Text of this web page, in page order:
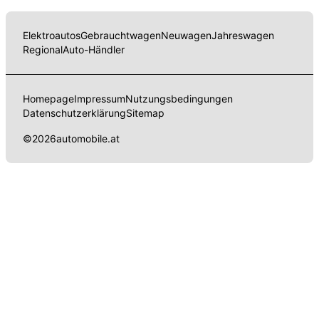
ElektroautosGebrauchtwagenNeuwagenJahreswagen
RegionalAuto-Händler
HomepageImpressumNutzungsbedingungen
DatenschutzerklärungSitemap
©2026automobile.at